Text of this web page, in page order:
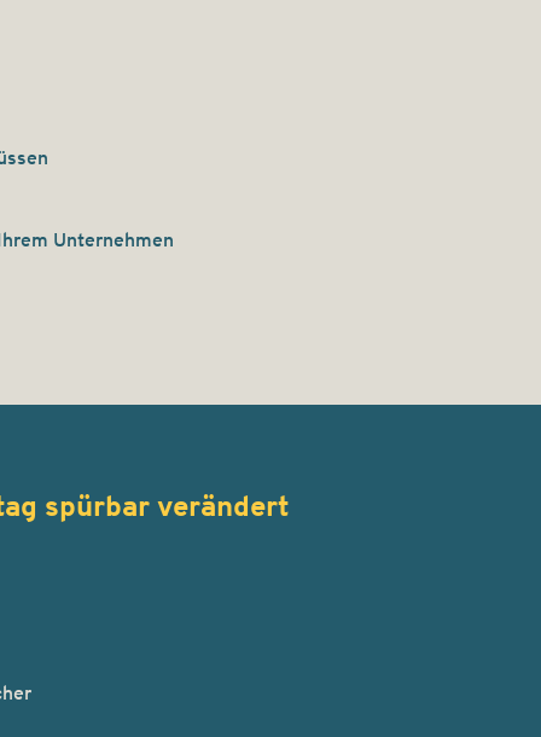
Unternehmen
spürbar verändert